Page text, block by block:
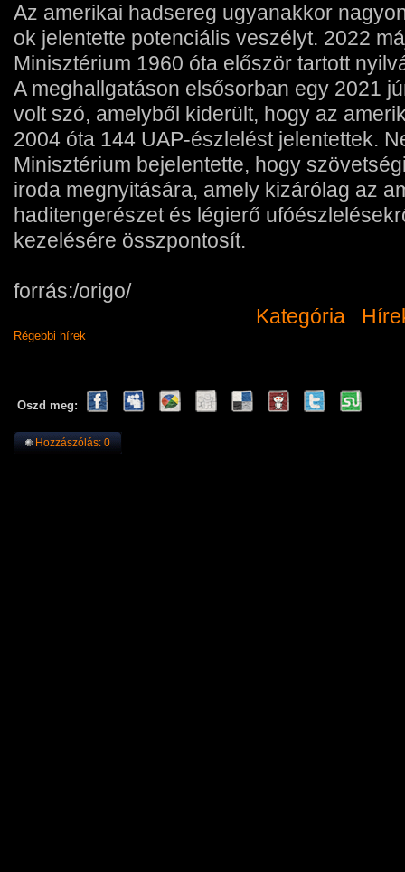
Az amerikai hadsereg ugyanakkor
ok jelentette potenciális veszélyt. 2022
Minisztérium 1960 óta először tartott
A meghallgatáson elsősorban egy 2021
volt szó, amelyből kiderült, hogy az
2004 óta 144 UAP-észlelést jelentettek.
Minisztérium bejelentette, hogy
iroda megnyitására, amely kizárólag az
haditengerészet és légierő
kezelésére összpontosít.
forrás:/origo/
Kategória
Régebbi hírek
Oszd meg:
Hozzászólás: 0